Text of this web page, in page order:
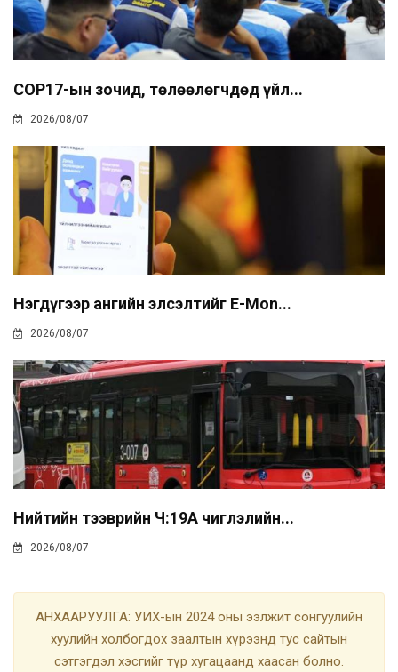
COP17-ын зочид, төлөөлөгчдөд үйл...
2026/08/07
Нэгдүгээр ангийн элсэлтийг E-Mon...
2026/08/07
Нийтийн тээврийн Ч:19А чиглэлийн...
2026/08/07
АНХААРУУЛГА: УИХ-ын 2024 оны ээлжит сонгуулийн
хуулийн холбогдох заалтын хүрээнд тус сайтын
сэтгэгдэл хэсгийг түр хугацаанд хаасан болно.